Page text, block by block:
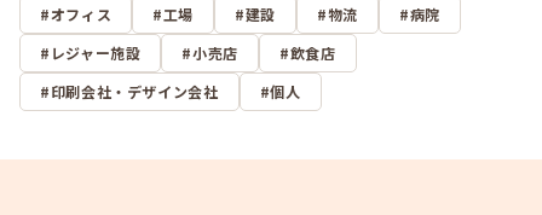
オフィス 工場 建設 物流
病院
レジャー施設
小売店
飲食店
印刷会社・デザイン会社
個人